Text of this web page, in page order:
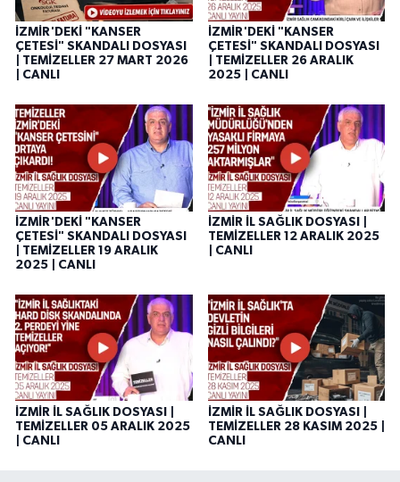
İZMİR'DEKİ "KANSER
ÇETESİ" SKANDALI DOSYASI
| TEMİZELLER 27 MART 2026
| CANLI
İZMİR'DEKİ "KANSER
ÇETESİ" SKANDALI DOSYASI
| TEMİZELLER 26 ARALIK
2025 | CANLI
İZMİR'DEKİ "KANSER
ÇETESİ" SKANDALI DOSYASI
| TEMİZELLER 19 ARALIK
2025 | CANLI
İZMİR İL SAĞLIK DOSYASI |
TEMİZELLER 12 ARALIK 2025
| CANLI
İZMİR İL SAĞLIK DOSYASI |
TEMİZELLER 05 ARALIK 2025
| CANLI
İZMİR İL SAĞLIK DOSYASI |
TEMİZELLER 28 KASIM 2025 |
CANLI